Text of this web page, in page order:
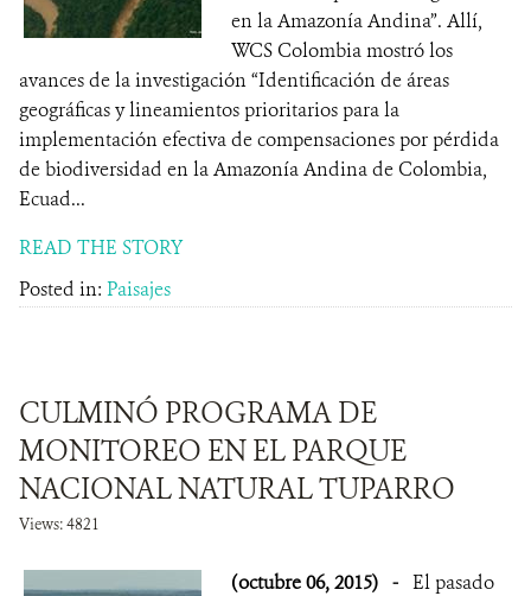
en la Amazonía Andina”. Allí,
WCS Colombia mostró los
avances de la investigación “Identificación de áreas
geográficas y lineamientos prioritarios para la
implementación efectiva de compensaciones por pérdida
de biodiversidad en la Amazonía Andina de Colombia,
Ecuad...
READ THE STORY
Posted in: Paisajes
CULMINÓ PROGRAMA DE
MONITOREO EN EL PARQUE
NACIONAL NATURAL TUPARRO
Views: 4821
(octubre 06, 2015) - El pasado